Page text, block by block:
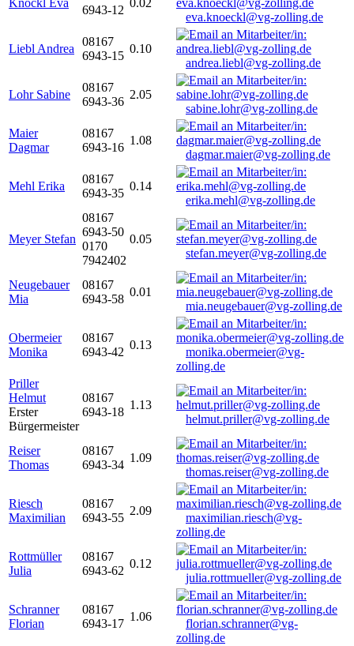
Knöckl Eva
6943-12
0.02
eva.knoeckl@vg-zolling.de
Liebl Andrea
08167
6943-15
0.10
andrea.liebl@vg-zolling.de
Lohr Sabine
08167
6943-36
2.05
sabine.lohr@vg-zolling.de
Maier
Dagmar
08167
6943-16
1.08
dagmar.maier@vg-zolling.de
Mehl Erika
08167
6943-35
0.14
erika.mehl@vg-zolling.de
Meyer Stefan
08167
6943-50
0170
7942402
0.05
stefan.meyer@vg-zolling.de
Neugebauer
Mia
08167
6943-58
0.01
mia.neugebauer@vg-zolling.de
Obermeier
Monika
08167
6943-42
0.13
monika.obermeier@vg-
zolling.de
Priller
Helmut
Erster
Bürgermeister
08167
6943-18
1.13
helmut.priller@vg-zolling.de
Reiser
Thomas
08167
6943-34
1.09
thomas.reiser@vg-zolling.de
Riesch
Maximilian
08167
6943-55
2.09
maximilian.riesch@vg-
zolling.de
Rottmüller
Julia
08167
6943-62
0.12
julia.rottmueller@vg-zolling.de
Schranner
Florian
08167
6943-17
1.06
florian.schranner@vg-
zolling.de